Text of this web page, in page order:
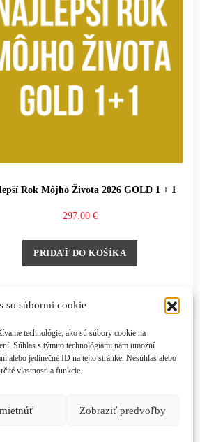
so súbormi cookie
technológie, ako sú súbory cookie na
Súhlas s týmito technológiami nám umožní
alebo jedinečné ID na tejto stránke. Nesúhlas alebo
vlastnosti a funkcie.
Zobraziť predvoľby
Rok Môjho Života 2026 GOLD 1 + 1
297.00 €
PRIDAŤ DO KOŠÍKA